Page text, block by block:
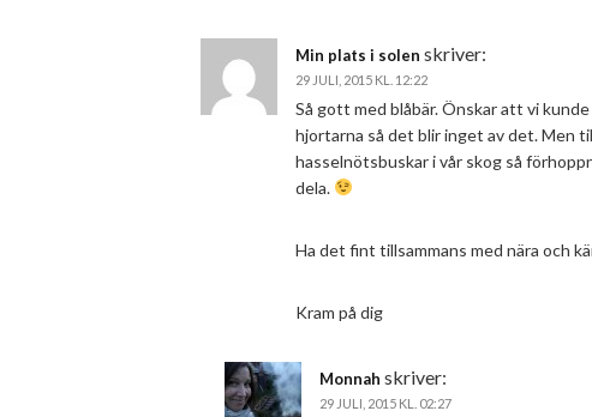
Min plats i solen skriver:
29 JULI, 2015 KL. 12:22
Så gott med blåbär. Önskar att vi
hjortarna så det blir inget av det. Men
hasselnötsbuskar i vår skog så
dela.
Ha det fint tillsammans med nära och
Kram på dig
Monnah skriver:
29 JULI, 2015 KL. 02:27